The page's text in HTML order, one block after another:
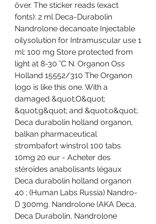
över. The sticker reads (exact
fonts): 2 ml Deca-Durabolin
Nandrolone decanoate Injectable
oilysolution for Intramuscular use 1
ml: 100 mg Store protected from
light at 8-30 °C N. Organon Oss
Holland 15552/310 The Organon
logo is like this one. With a
damaged &quot;O&quot;
&quot;g&quot; and &quot;o&quot;.
Deca durabolin holland organon,
balkan pharmaceutical
strombafort winstrol 100 tabs
10mg 20 eur - Acheter des
stéroïdes anabolisants légaux
Deca durabolin holland organon
40 ; (Human Labs Russia) Nandro-
D 300mg. Nandrolone (AKA Deca,
Deca Durabolin, Nandrolone